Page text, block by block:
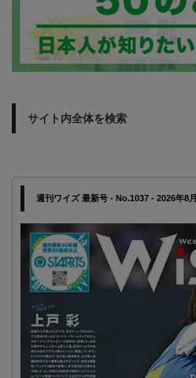
サイト内全体を検索
週刊ワイズ 最新号 - No.1037 - 2026年8